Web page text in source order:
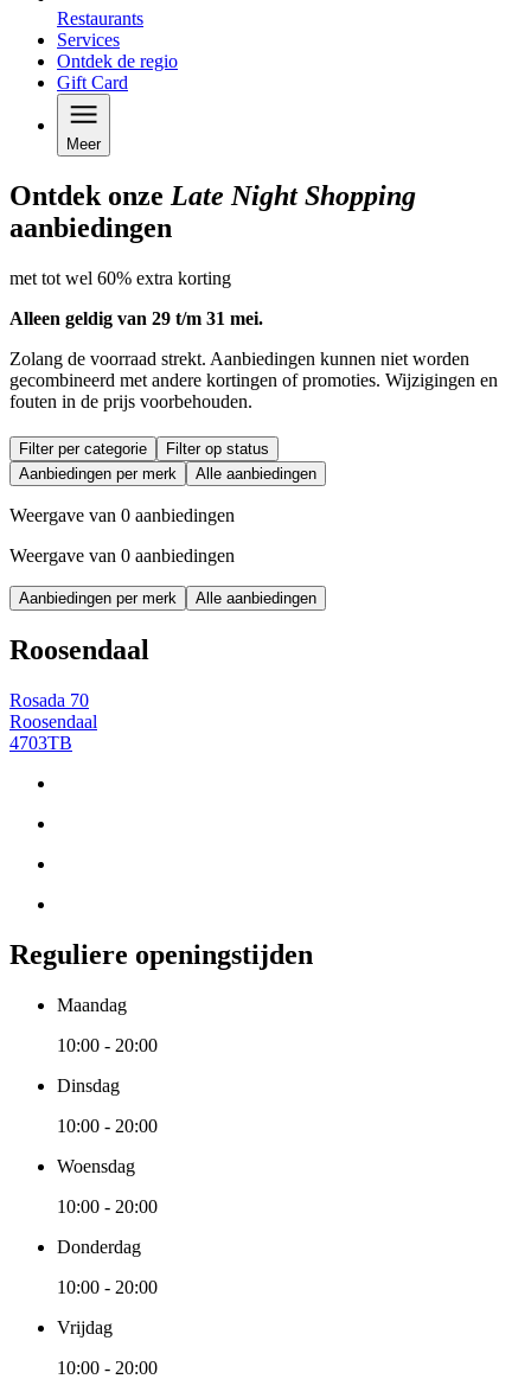
Restaurants
Services
Ontdek de regio
Gift Card
Meer
Ontdek onze Late Night Shopping
aanbiedingen
met tot wel 60% extra korting
Alleen geldig van 29 t/m 31 mei.
Zolang de voorraad strekt. Aanbiedingen kunnen niet worden
gecombineerd met andere kortingen of promoties. Wijzigingen en
fouten in de prijs voorbehouden.
Filter per categorie
Filter op status
Aanbiedingen per merk
Alle aanbiedingen
Weergave van 0 aanbiedingen
Weergave van 0 aanbiedingen
Aanbiedingen per merk Alle aanbiedingen
Roosendaal
Rosada 70
Roosendaal
4703TB
Reguliere openingstijden
Maandag
10:00 - 20:00
Dinsdag
10:00 - 20:00
Woensdag
10:00 - 20:00
Donderdag
10:00 - 20:00
Vrijdag
10:00 - 20:00